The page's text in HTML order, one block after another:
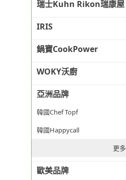
瑞士Kuhn Rikon瑞康屋
IRIS
鍋寶CookPower
WOKY沃廚
亞洲品牌
韓國Chef Topf
韓國Happycall
更多
歐美品牌